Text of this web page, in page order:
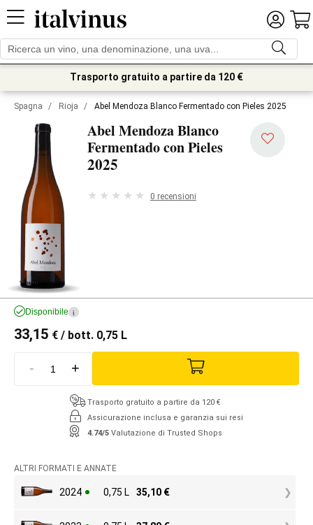
Trasporto gratuito a partire da 120 €
Spagna / Rioja / Abel Mendoza Blanco Fermentado con Pieles 2025
Abel Mendoza Blanco
Fermentado con Pieles
2025
0 recensioni
Disponibile i
33,15 € / bott. 0,75 L
- +
Trasporto gratuito a partire da 120 €
Assicurazione inclusa e garanzia sui resi
4.74/5 Valutazione di Trusted Shops
ALTRI FORMATI E ANNATE
2024 0,75 L 35,10 €